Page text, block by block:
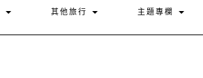
其他旅行 主題專欄